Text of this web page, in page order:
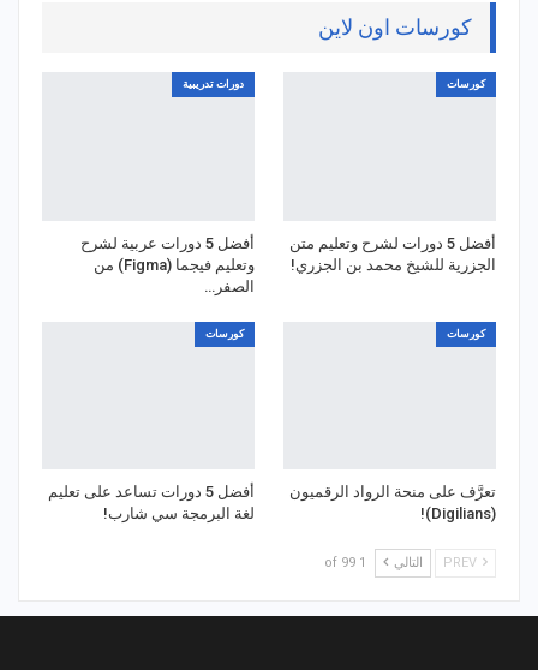
كورسات اون لاين
كورسات
أفضل 5 دورات لشرح وتعليم متن
الجزرية للشيخ محمد بن الجزري!
دورات تدريبية
أفضل 5 دورات عربية لشرح
وتعليم فيجما (Figma) من
الصفر…
كورسات
تعرَّف على منحة الرواد الرقميون
(Digilians)!
كورسات
أفضل 5 دورات تساعد على تعليم
لغة البرمجة سي شارب!
التالي 1 of 99